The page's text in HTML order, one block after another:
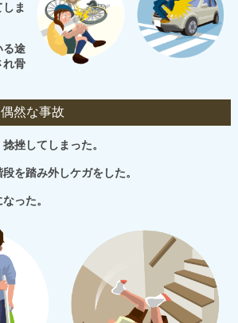
ま
る途
れ骨
然な事故
挫してしまった。
を踏み外しケガをした。
った。